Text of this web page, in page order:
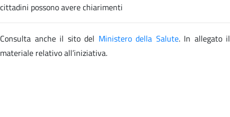
cittadini possono avere chiarimenti
Consulta anche il sitodel Ministero della Salute. In allegato il
materiale relativo all’iniziativa.